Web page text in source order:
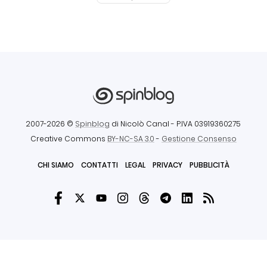
2007-2026 © Spinblog di Nicolò Canal - P.IVA 03919360275
Creative Commons BY-NC-SA 3.0- Gestione Consenso
CHI SIAMO CONTATTI LEGAL PRIVACY PUBBLICITÀ